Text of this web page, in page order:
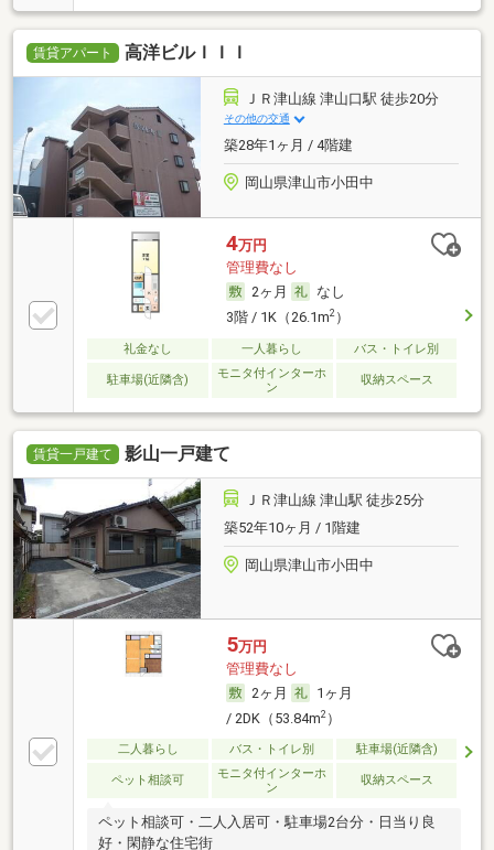
賃貸アパート 高洋ビルＩＩＩ
ＪＲ津山線 津山口駅 徒歩20分
その他の交通
築28年1ヶ月 / 4階建
岡山県津山市小田中
4万円
管理費なし
2ヶ月
なし
3階 / 1K（26.1m2）
礼金なし 一人暮らし バス・トイレ別
駐車場(近隣含)
モニタ付インターホ
ン
収納スペース
賃貸一戸建て 影山一戸建て
ＪＲ津山線 津山駅 徒歩25分
築52年10ヶ月 / 1階建
岡山県津山市小田中
5万円
管理費なし
2ヶ月
1ヶ月
/ 2DK（53.84m2）
二人暮らし バス・トイレ別 駐車場(近隣含)
ペット相談可
モニタ付インターホ
ン
収納スペース
ペット相談可・二人入居可・駐車場2台分・日当り良
好・閑静な住宅街